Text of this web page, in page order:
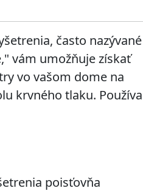
často nazývané
vám umožňuje získať
vo vašom dome na
krvného tlaku. Používa
poisťovňa